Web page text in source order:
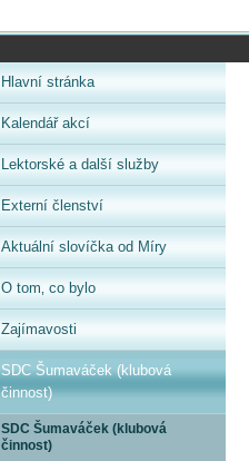
Hlavní stránka
Kalendář akcí
Lektorské a další služby
Externí členství
Aktuální slovíčka od Míry
O tom‚ co bylo
Zajímavosti
SDC Šumaváček (klubová
činnost)
SDC Šumaváček (klubová
činnost)